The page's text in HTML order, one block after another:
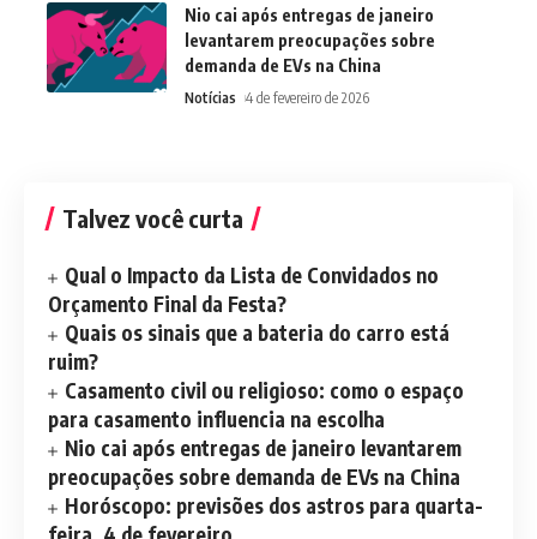
Nio cai após entregas de janeiro
levantarem preocupações sobre
demanda de EVs na China
Notícias 4 de fevereiro de 2026
Talvez você curta
Qual o Impacto da Lista de Convidados no
Orçamento Final da Festa?
Quais os sinais que a bateria do carro está
ruim?
Casamento civil ou religioso: como o espaço
para casamento influencia na escolha
Nio cai após entregas de janeiro levantarem
preocupações sobre demanda de EVs na China
Horóscopo: previsões dos astros para quarta-